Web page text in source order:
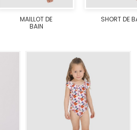
MAILLOT DE
BAIN
SHORT DE